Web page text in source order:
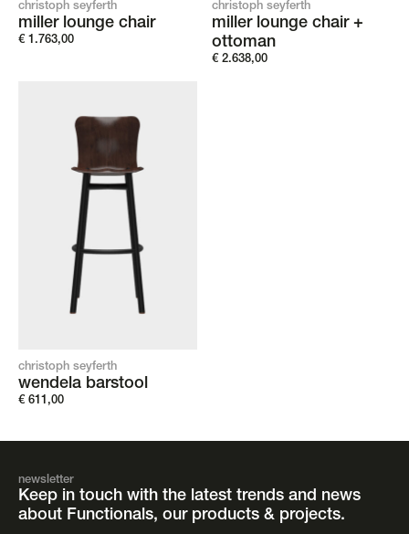
christoph seyferth
miller lounge chair
€ 1.763,00
christoph seyferth
miller lounge chair +
ottoman
€ 2.638,00
christoph seyferth
wendela barstool
€ 611,00
newsletter
Keep in touch with the latest trends and news
about Functionals, our products & projects.